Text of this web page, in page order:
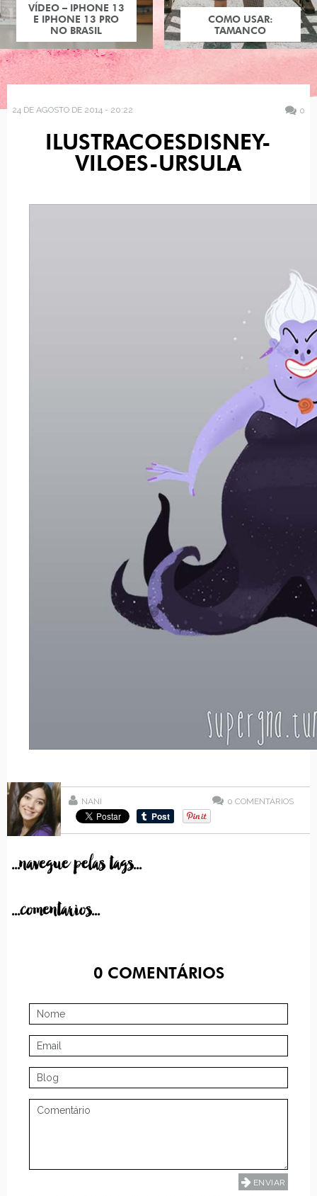
VÍDEO – IPHONE 13
E IPHONE 13 PRO
NO BRASIL
COMO USAR:
TAMANCO
24 DE AGOSTO DE 2014 - 20:22 0
ILUSTRACOESDISNEY-
VILOES-URSULA
NANI 0 COMENTÁRIOS
...navegue pelas tags...
...comentarios...
0COMENTÁRIOS